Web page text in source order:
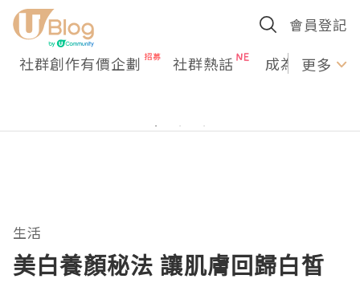
會員登記
社群創作有價企劃 社群熱話 成為U更多
生活
美白養顏秘法 讓肌膚回歸白皙